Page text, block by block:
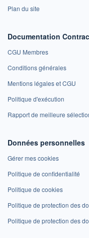
Plan du site
Documentation
CGU Membres
Conditions générales
Mentions légales et CGU
Politique d'exécution
Rapport de meilleure
Données personnelles
Gérer mes cookies
Politique de confidentialité
Politique de cookies
Politique de protection des
Politique de protection des